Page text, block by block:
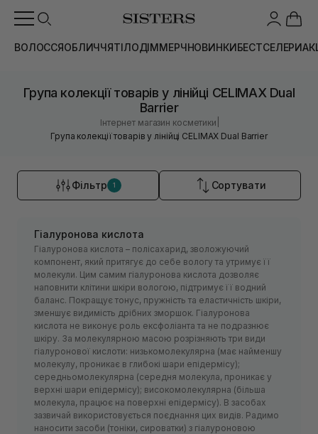
ВОЛОССЯОБЛИЧЧЯТІЛОДІММЕРЧНОВИНКИБЕСТСЕЛЕРИ
Група колекції товарів у лінійці CELIMAX Dual
Barrier
Інтернет магазин косметики
Група колекції товарів у лінійці CELIMAX Dual Barrier
Фільтр 1 Сортувати
Гіалуронова кислота
Гіалуронова кислота – полісахарид, зволожуючий
компонент, який притягує до себе вологу та утримує її
молекули. Цим самим гіалуронова кислота дозволяє
наповнити клітини шкіри вологою, підтримує її водний
баланс. Покращує тонус, пружність та еластичність шкіри,
зменшує видимість дрібних зморшок. Гіалуронова
кислота не виконує роль ексфоліанта та не подразнює
шкіру. За молекулярною масою розрізняють три види
гіалуронової кислоти: низькомолекулярна (має найменшу
молекулу, проникає в глибокі шари епідермісу);
середньомолекулярна (середня молекула, проникає у
верхні шари епідермісу); високомолекулярна (більша
молекула, працює на поверхні епідермісу). В засобах
зазвичай використовується поєднання цих видів. Радимо
наносити засоби (тоніки, сироватки) з гіалуроновою